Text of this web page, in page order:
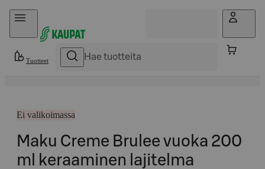
Hyppää sisältöön
Tuotteet
Ei valikoimassa
Maku Creme Brulee vuoka 200
ml keraaminen lajitelma